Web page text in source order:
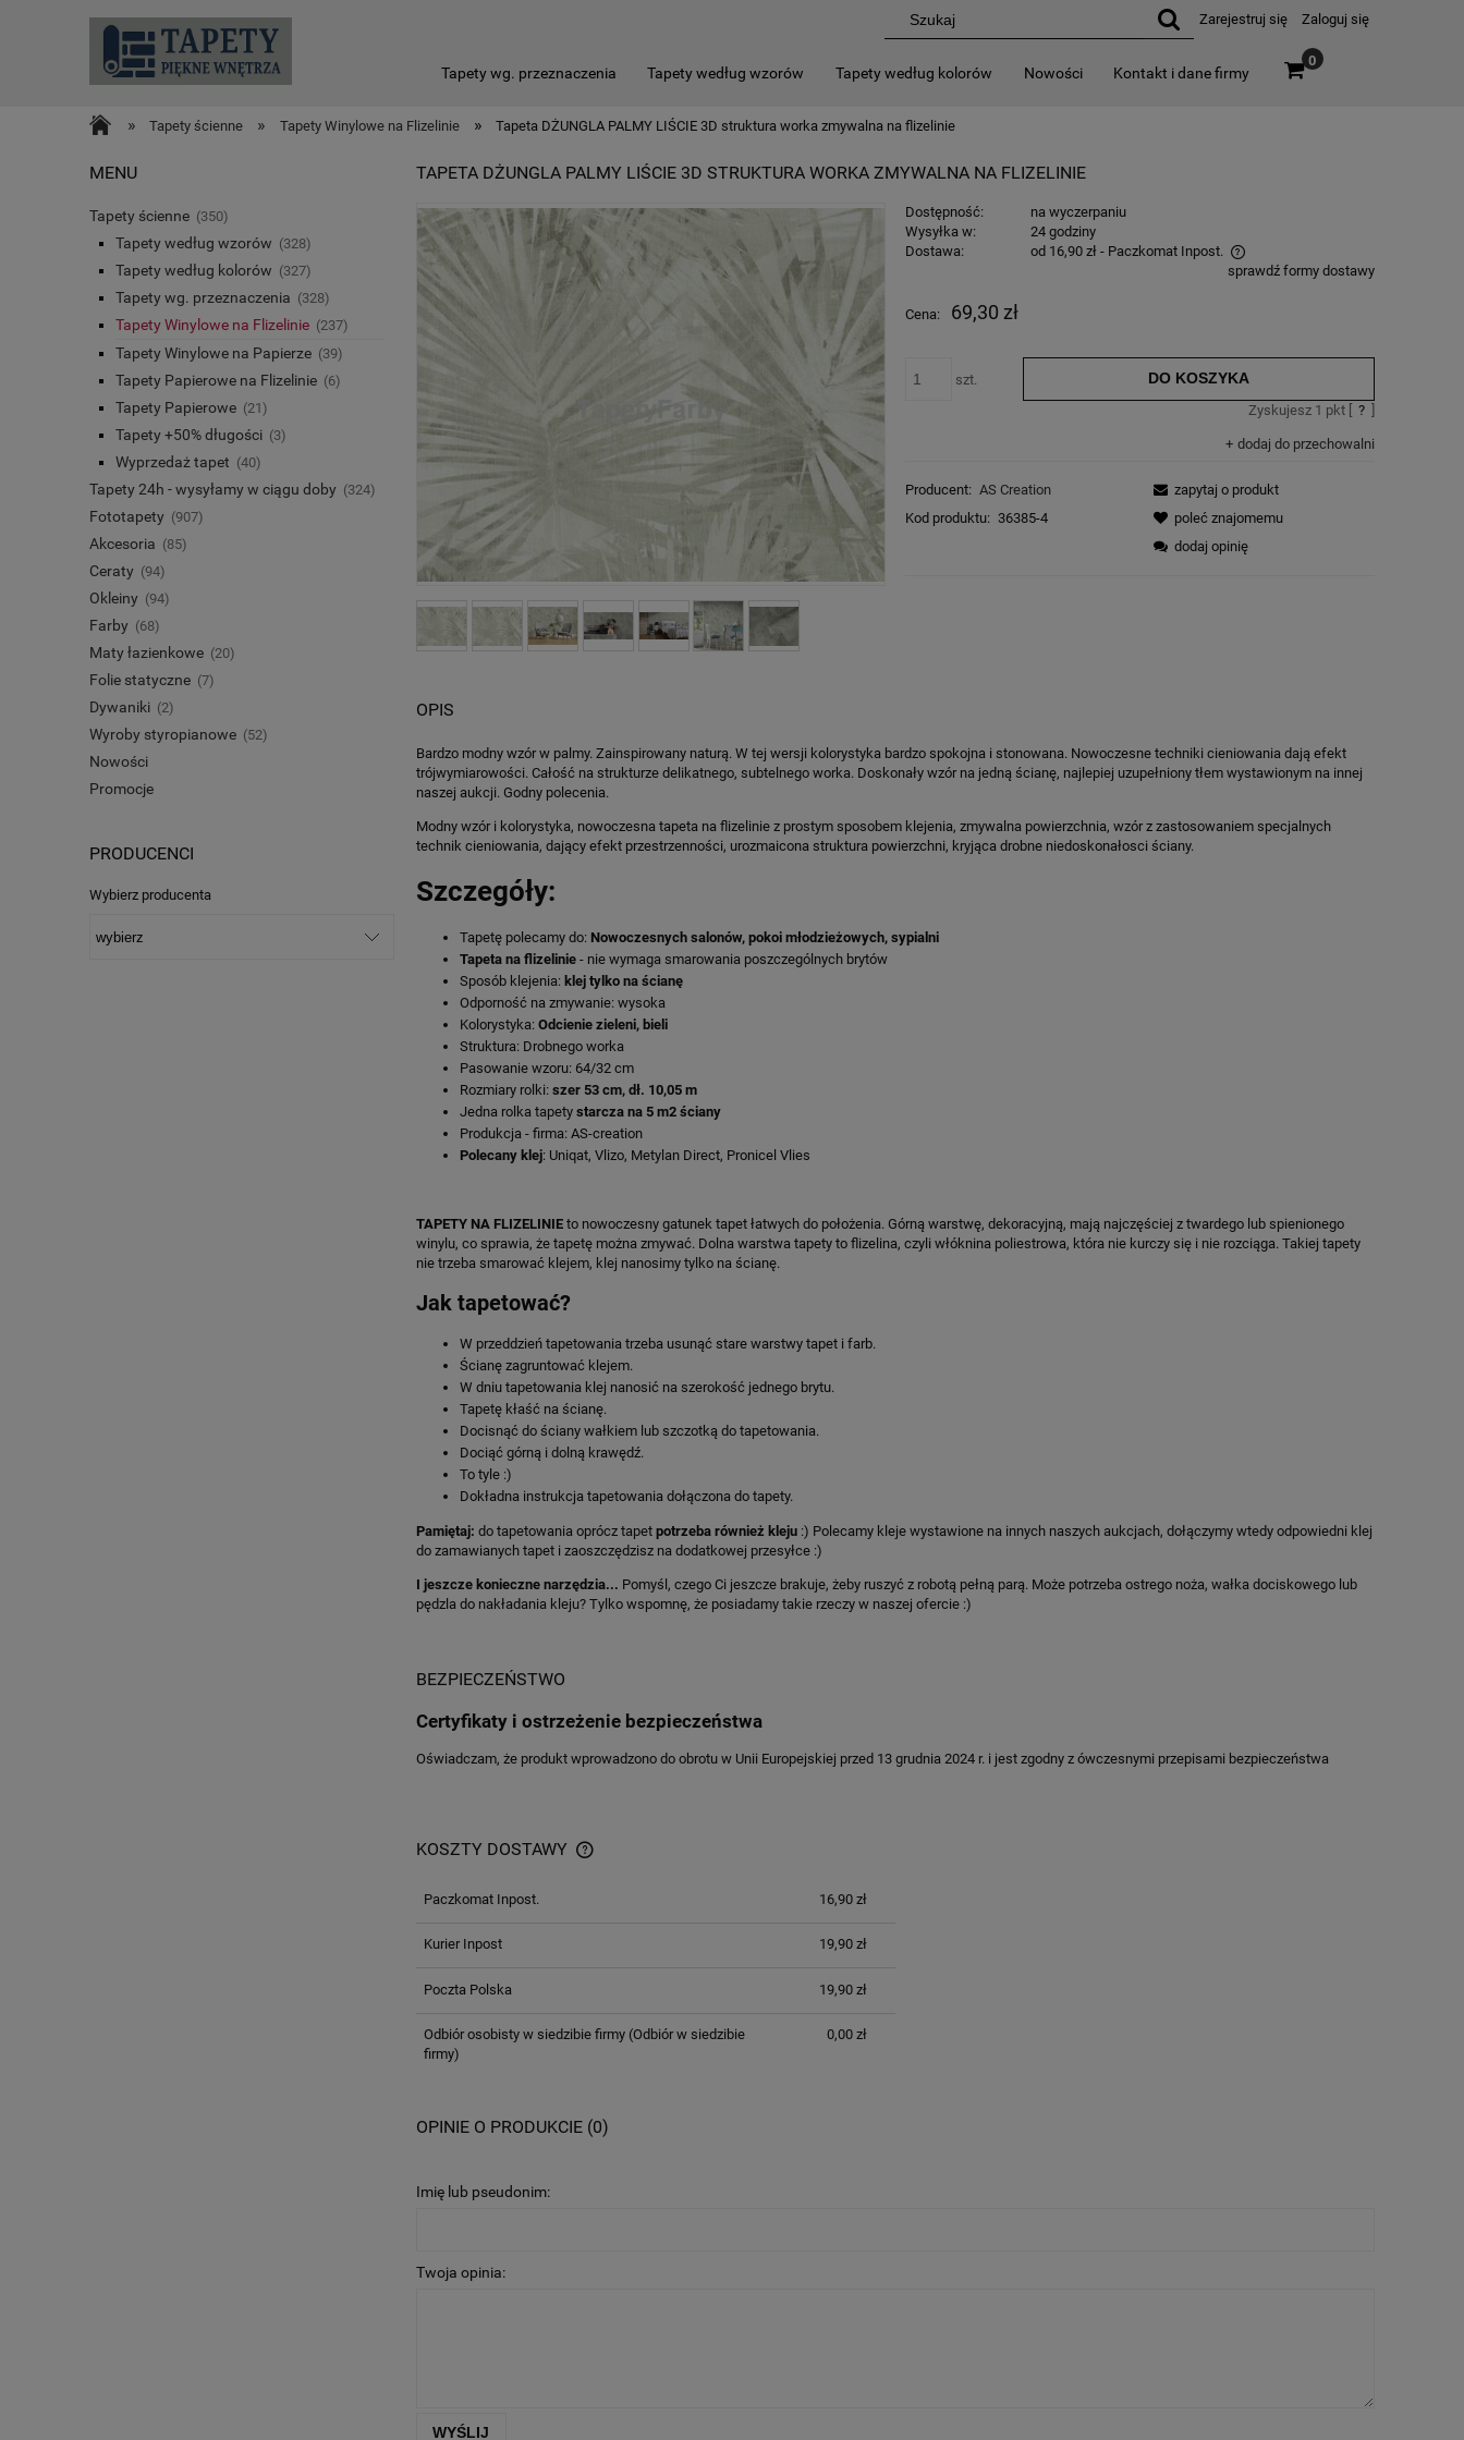
Zarejestruj się Zaloguj się
Tapety wg. przeznaczenia Tapety według wzorów Tapety według kolorów Nowości Kontakt i dane firmy
0
» Tapety ścienne » Tapety Winylowe na Flizelinie » Tapeta DŻUNGLA PALMY LIŚCIE 3D struktura worka zmywalna na flizelinie
MENU
Tapety ścienne (350)
Tapety według wzorów (328)
Tapety według kolorów (327)
Tapety wg. przeznaczenia (328)
Tapety Winylowe na Flizelinie (237)
Tapety Winylowe na Papierze (39)
Tapety Papierowe na Flizelinie (6)
Tapety Papierowe (21)
Tapety +50% długości (3)
Wyprzedaż tapet (40)
Tapety 24h - wysyłamy w ciągu doby (324)
Fototapety (907)
Akcesoria (85)
Ceraty (94)
Okleiny (94)
Farby (68)
Maty łazienkowe (20)
Folie statyczne (7)
Dywaniki (2)
Wyroby styropianowe (52)
Nowości
Promocje
PRODUCENCI
Wybierz producenta
TAPETA DŻUNGLA PALMY LIŚCIE 3D STRUKTURA WORKA ZMYWALNA NA FLIZELINIE
Dostępność:
na wyczerpaniu
Wysyłka w:
24 godziny
Dostawa:
od 16,90 zł - Paczkomat Inpost.
sprawdź formy dostawy
Cena: 69,30 zł
szt. DO KOSZYKA
Zyskujesz 1 pkt [ ?
dodaj do przechowalni
Producent: AS Creation
Kod produktu: 36385-4
zapytaj o produkt
poleć znajomemu
dodaj opinię
OPIS
Bardzo modny wzór w palmy. Zainspirowany naturą. W tej wersji kolorystyka bardzo spokojna i stonowana. Nowoczesne techniki cieniowania dają efekt
trójwymiarowości. Całość na strukturze delikatnego, subtelnego worka. Doskonały wzór na jedną ścianę, najlepiej uzupełniony tłem wystawionym na innej
naszej aukcji. Godny polecenia.
Modny wzór i kolorystyka, nowoczesna tapeta na flizelinie z prostym sposobem klejenia, zmywalna powierzchnia, wzór z zastosowaniem specjalnych
technik cieniowania, dający efekt przestrzenności, urozmaicona struktura powierzchni, kryjąca drobne niedoskonałosci ściany.
Szczegóły:
Tapetę polecamy do: Nowoczesnych salonów, pokoi młodzieżowych, sypialni
Tapeta na flizelinie - nie wymaga smarowania poszczególnych brytów
Sposób klejenia: klej tylko na ścianę
Odporność na zmywanie: wysoka
Kolorystyka: Odcienie zieleni, bieli
Struktura: Drobnego worka
Pasowanie wzoru: 64/32 cm
Rozmiary rolki: szer 53 cm, dł. 10,05 m
Jedna rolka tapety starcza na 5 m2 ściany
Produkcja - firma: AS-creation
Polecany klej: Uniqat, Vlizo, Metylan Direct, Pronicel Vlies
TAPETY NA FLIZELINIE to nowoczesny gatunek tapet łatwych do położenia. Górną warstwę, dekoracyjną, mają najczęściej z twardego lub spienionego
winylu, co sprawia, że tapetę można zmywać. Dolna warstwa tapety to flizelina, czyli włóknina poliestrowa, która nie kurczy się i nie rozciąga. Takiej tapety
nie trzeba smarować klejem, klej nanosimy tylko na ścianę.
Jak tapetować?
W przeddzień tapetowania trzeba usunąć stare warstwy tapet i farb.
Ścianę zagruntować klejem.
W dniu tapetowania klej nanosić na szerokość jednego brytu.
Tapetę kłaść na ścianę.
Docisnąć do ściany wałkiem lub szczotką do tapetowania.
Dociąć górną i dolną krawędź.
To tyle :)
Dokładna instrukcja tapetowania dołączona do tapety.
Pamiętaj: do tapetowania oprócz tapet potrzeba również kleju :) Polecamy kleje wystawione na innych naszych aukcjach, dołączymy wtedy odpowiedni klej
do zamawianych tapet i zaoszczędzisz na dodatkowej przesyłce :)
I jeszcze konieczne narzędzia... Pomyśl, czego Ci jeszcze brakuje, żeby ruszyć z robotą pełną parą. Może potrzeba ostrego noża, wałka dociskowego lub
pędzla do nakładania kleju? Tylko wspomnę, że posiadamy takie rzeczy w naszej ofercie :)
BEZPIECZEŃSTWO
Certyfikaty i ostrzeżenie bezpieczeństwa
Oświadczam, że produkt wprowadzono do obrotu w Unii Europejskiej przed 13 grudnia 2024 r. i jest zgodny z ówczesnymi przepisami bezpieczeństwa
KOSZTY DOSTAWY
Paczkomat Inpost. 16,90 zł
Kurier Inpost 19,90 zł
Poczta Polska 19,90 zł
Odbiór osobisty w siedzibie firmy(Odbiór w siedzibie
firmy)
0,00 zł
OPINIE O PRODUKCIE (0)
Imię lub pseudonim:
Twoja opinia:
WYŚLIJ